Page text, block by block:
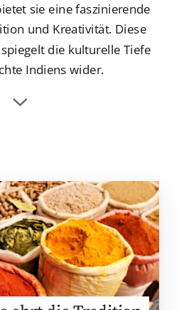
sie eine faszinierende
und Kreativität. Diese
die kulturelle Tiefe
Indiens wider.